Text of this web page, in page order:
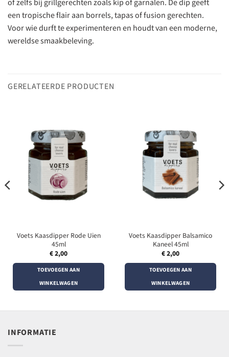
of zelfs bij grillgerechten zoals kip of garnalen. De dip geeft
een tropische flair aan borrels, tapas of fusion gerechten.
Voor wie durft te experimenteren en houdt van een moderne,
wereldse smaakbeleving.
GERELATEERDE PRODUCTEN
Voets Kaasdipper Rode Uien
45ml
€2,00
TOEVOEGEN AAN
WINKELWAGEN
Voets Kaasdipper Balsamico
Kaneel 45ml
€2,00
TOEVOEGEN AAN
WINKELWAGEN
INFORMATIE